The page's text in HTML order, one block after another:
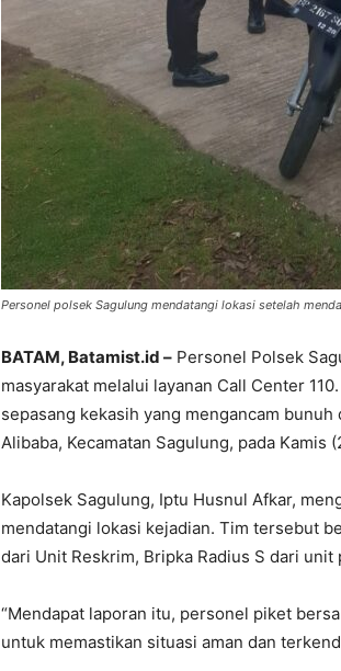
Personel polsek Sagulung mendatangi lokasi setelah
BATAM, Batamist.id – Personel Polsek
masyarakat melalui layanan Call Center
sepasang kekasih yang mengancam
Alibaba, Kecamatan Sagulung, pada Kamis
Kapolsek Sagulung, Iptu Husnul Afkar,
mendatangi lokasi kejadian. Tim tersebut
dari Unit Reskrim, Bripka Radius S dari
“Mendapat laporan itu, personel piket
untuk memastikan situasi aman dan